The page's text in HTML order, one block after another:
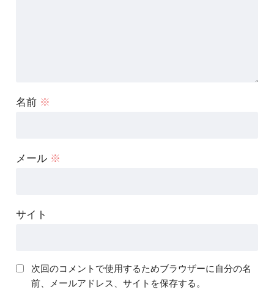
名前 ※
メール ※
サイト
次回のコメントで使用するためブラウザーに自分の名
前、メールアドレス、サイトを保存する。